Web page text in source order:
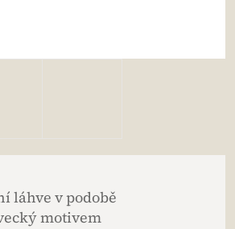
láhve v podobě
motivem